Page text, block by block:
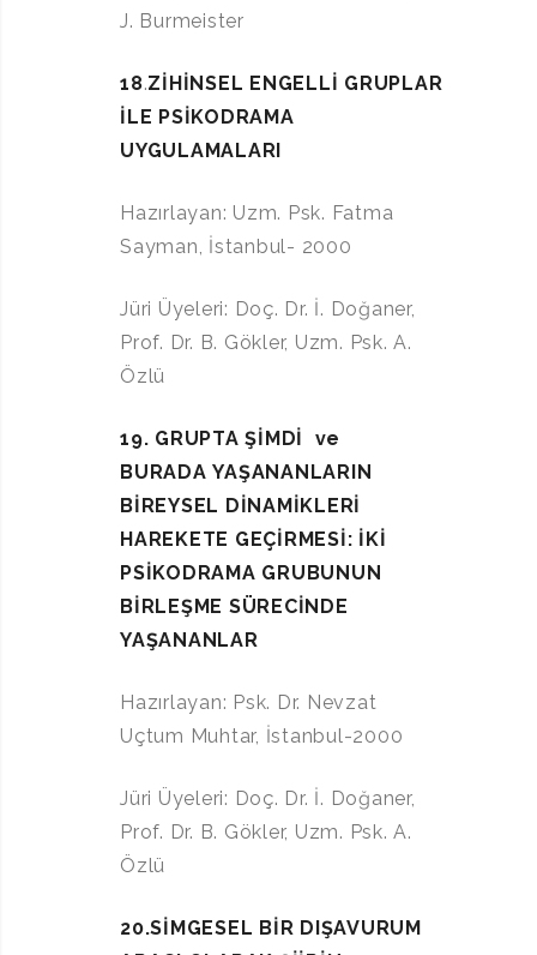
J. Burmeister
18.ZİHİNSEL ENGELLİ GRUPLAR
İLE PSİKODRAMA
UYGULAMALARI
Hazırlayan: Uzm. Psk. Fatma
Sayman, İstanbul- 2000
Jüri Üyeleri: Doç. Dr. İ. Doğaner,
Prof. Dr. B. Gökler, Uzm. Psk. A.
Özlü
19. GRUPTA ŞİMDİ
ve
BURADA YAŞANANLARIN
BİREYSEL DİNAMİKLERİ
HAREKETE GEÇİRMESİ: İKİ
PSİKODRAMA GRUBUNUN
BİRLEŞME SÜRECİNDE
YAŞANANLAR
Hazırlayan: Psk. Dr. Nevzat
Uçtum Muhtar, İstanbul-2000
Jüri Üyeleri: Doç. Dr. İ. Doğaner,
Prof. Dr. B. Gökler, Uzm. Psk. A.
Özlü
20.SİMGESEL BİR DIŞAVURUM